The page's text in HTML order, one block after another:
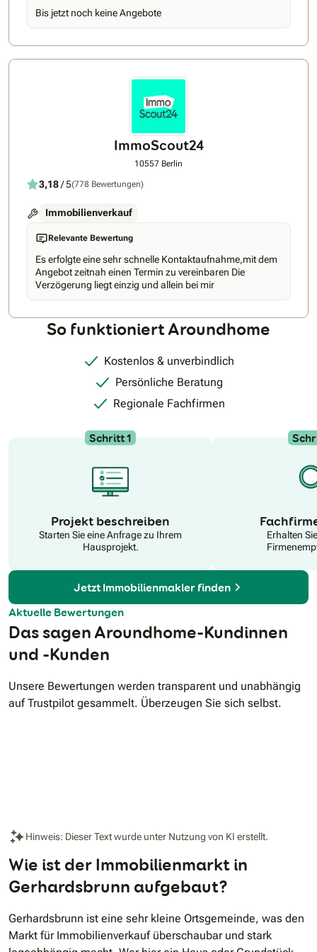
Bis jetzt noch keine Angebote
ImmoScout24
10557 Berlin
3,18/ 5(778 Bewertungen)
Immobilienverkauf
Relevante Bewertung
Es erfolgte eine sehr schnelle Kontaktaufnahme,mit dem
Angebot zeitnah einen Termin zu vereinbaren Die
Verzögerung liegt einzig und allein bei mir
So funktioniert Aroundhome
Kostenlos & unverbindlich
Persönliche Beratung
Regionale Fachfirmen
Schritt 1
Projekt beschreiben
Starten Sie eine Anfrage zu Ihrem
Hausprojekt.
Erhalten
Jetzt Immobilienmakler finden
Aktuelle Bewertungen
Das sagen Aroundhome-Kundinnen
und -Kunden
Unsere Bewertungen werden transparent und unabhängig
auf Trustpilot gesammelt. Überzeugen Sie sich selbst.
Hinweis: Dieser Text wurde unter Nutzung von KI erstellt.
Wie ist der Immobilienmarkt in
Gerhardsbrunn aufgebaut?
Gerhardsbrunn ist eine sehr kleine Ortsgemeinde, was den
Markt für Immobilienverkauf überschaubar und stark